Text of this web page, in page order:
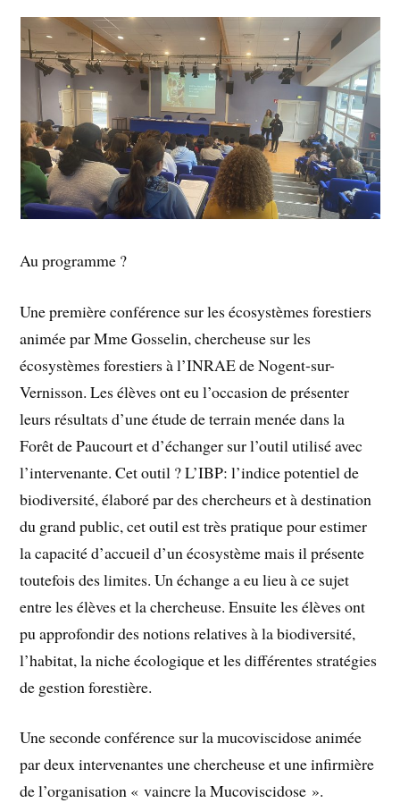
Au programme ?
Une première conférence sur les écosystèmes forestiers
animée par Mme Gosselin, chercheuse sur les
écosystèmes forestiers à l’INRAE de Nogent-sur-
Vernisson. Les élèves ont eu l’occasion de présenter
leurs résultats d’une étude de terrain menée dans la
Forêt de Paucourt et d’échanger sur l’outil utilisé avec
l’intervenante. Cet outil ? L’IBP: l’indice potentiel de
biodiversité, élaboré par des chercheurs et à destination
du grand public, cet outil est très pratique pour estimer
la capacité d’accueil d’un écosystème mais il présente
toutefois des limites. Un échange a eu lieu à ce sujet
entre les élèves et la chercheuse. Ensuite les élèves ont
pu approfondir des notions relatives à la biodiversité,
l’habitat, la niche écologique et les différentes stratégies
de gestion forestière.
Une seconde conférence sur la mucoviscidose animée
par deux intervenantes une chercheuse et une infirmière
de l’organisation « vaincre la Mucoviscidose ».